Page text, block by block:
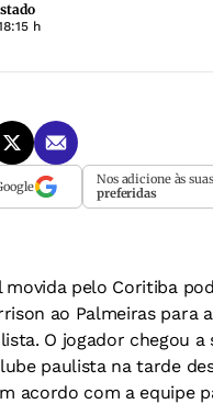
h
Nos adicione às suas
preferidas
movida pelo Coritiba
ao Palmeiras para
O jogador chegou a
paulista na tarde
acordo com a equipe